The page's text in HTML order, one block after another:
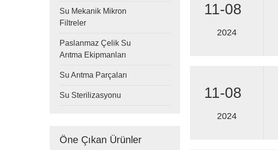
Su Mekanik Mikron
Filtreler
Paslanmaz Çelik Su
Arıtma Ekipmanları
Su Arıtma Parçaları
Su Sterilizasyonu
Öne Çıkan Ürünler
11-08
2024
11-08
2024